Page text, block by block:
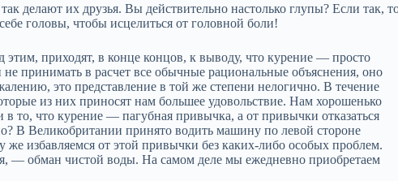
делают их друзья. Вы действительно настолько глупы? Если так,
головы, чтобы исцелиться от головной боли!
приходят, в конце концов, к выводу, что курение — просто
принимать в расчет все обычные рациональные объяснения, оно
это представление в той же степени нелогично. В течение
из них приносят нам большее удовольствие. Нам хорошенько
то, что курение — пагубная привычка, а от привычки отказаться
В Великобритании принято водить машину по левой стороне
избавляемся от этой привычки без каких‑либо особых проблем.
— обман чистой воды. На самом деле мы ежедневно приобретаем